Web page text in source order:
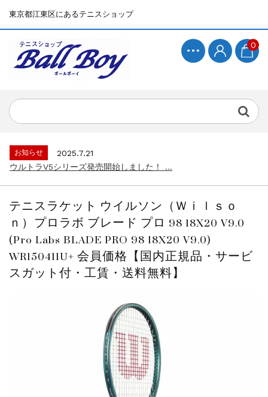
東京都江東区にあるテニスショップ
0
お知らせ
2025.7.15
お知らせ
2025.7.21
ウルトラV5シリーズ発売開始しました！ ...
お知らせ
2025.7.21
ウルトラV5シリーズ発売開始しました！ ...
お知らせ
2025.7.15
BallBoyサイト再開！...
テニスラケット ウイルソン（Ｗｉｌｓｏ
ｎ）プロラボ ブレード プロ 98 18X20 V9.0
(Pro Labs BLADE PRO 98 18X20 V9.0)
WR150411U+ 会員価格【国内正規品・サービ
スガット付・工賃・送料無料】